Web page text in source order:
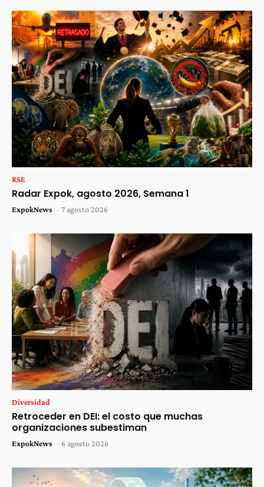
RSE
Radar Expok, agosto 2026, Semana 1
ExpokNews - 7 agosto 2026
Diversidad
Retroceder en DEI: el costo que muchas
organizaciones subestiman
ExpokNews - 6 agosto 2026